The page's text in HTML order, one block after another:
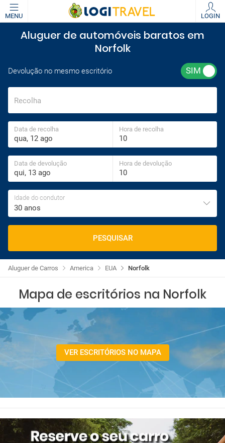
MENU LOGIN
Aluguer de automóveis baratos em
Norfolk
Devolução no mesmo escritório
Recolha
Data de recolha Hora de recolha
Data de devolução Hora de devolução
Idade do condutor
30 anos
PESQUISAR
Norfolk
EUA
America
Aluguer de Carros
Mapa de escritórios na Norfolk
VER ESCRITÓRIOS NO MAPA